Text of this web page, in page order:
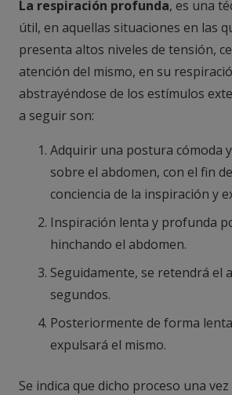
La respiración profunda, es una
útil, en aquellas situaciones en las
presenta altos niveles de tensión,
atención del mismo, en su
abstrayéndose de los estímulos
a seguir son:
Adquirir una postura cómoda
sobre el abdomen, con el fin
conciencia de la inspiración y
Inspiración lenta y profunda
hinchando el abdomen.
Seguidamente, se retendrá el
segundos.
Posteriormente de forma
expulsará el mismo.
Se indica que dicho proceso una